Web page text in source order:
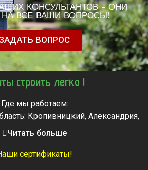
КОНСУЛЬТАНТОВ - ОНИ
НА ВСЕ ВАШИ ВОПРОСЫ!
ВОПРОС
строить легко !
Где мы работаем:
Кропивницкий, Александрия,
Новоархангельск, Светловодск
Каменка, Канев, Корсунь-
Читать больше
сертификаты!